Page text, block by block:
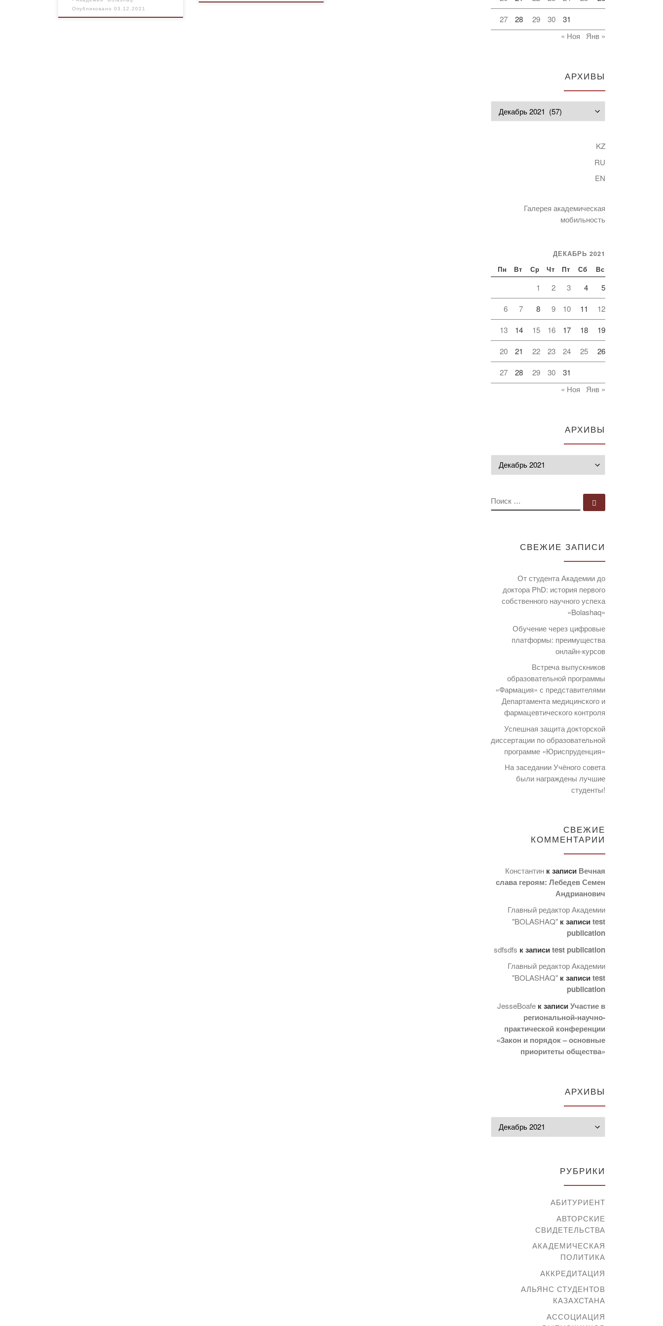
Опубликовано03.12.2021
27 28 29 30
31
« Ноя
Янв »
АРХИВЫ
KZ
RU
EN
Галерея академическая
мобильность
ДЕКАБРЬ 2021
Пн Вт Ср Чт Пт Сб Вс
1 2 3 4 5
6 7 8 9 10 11 12
13 14 15 16 17 18 19
20 21 22 23 24 25 26
27 28 29 30
31
« Ноя
Янв »
АРХИВЫ
ПОИСК
СВЕЖИЕ ЗАПИСИ
От студента Академии до
доктора PhD: история первого
собственного научного успеха
«Bolashaq»
Обучение через цифровые
платформы: преимущества
онлайн-курсов
Встреча выпускников
образовательной программы
«Фармация» с представителями
Департамента медицинского и
фармацевтического контроля
Успешная защита докторской
диссертации по образовательной
программе «Юриспруденция»
На заседании Учёного совета
были награждены лучшие
студенты!
СВЕЖИЕ
КОММЕНТАРИИ
Константин к записи Вечная
слава героям: Лебедев Семен
Андрианович
Главный редактор Академии
"BOLASHAQ" к записиtest
publication
sdfsdfs к записиtest publication
Главный редактор Академии
"BOLASHAQ" к записиtest
publication
JesseBoafe к записиУчастие в
региональной-научно-
практической конференции
«Закон и порядок – основные
приоритеты общества»
АРХИВЫ
РУБРИКИ
АБИТУРИЕНТ
АВТОРСКИЕ
СВИДЕТЕЛЬСТВА
АКАДЕМИЧЕСКАЯ
ПОЛИТИКА
АККРЕДИТАЦИЯ
АЛЬЯНС СТУДЕНТОВ
КАЗАХСТАНА
АССОЦИАЦИЯ